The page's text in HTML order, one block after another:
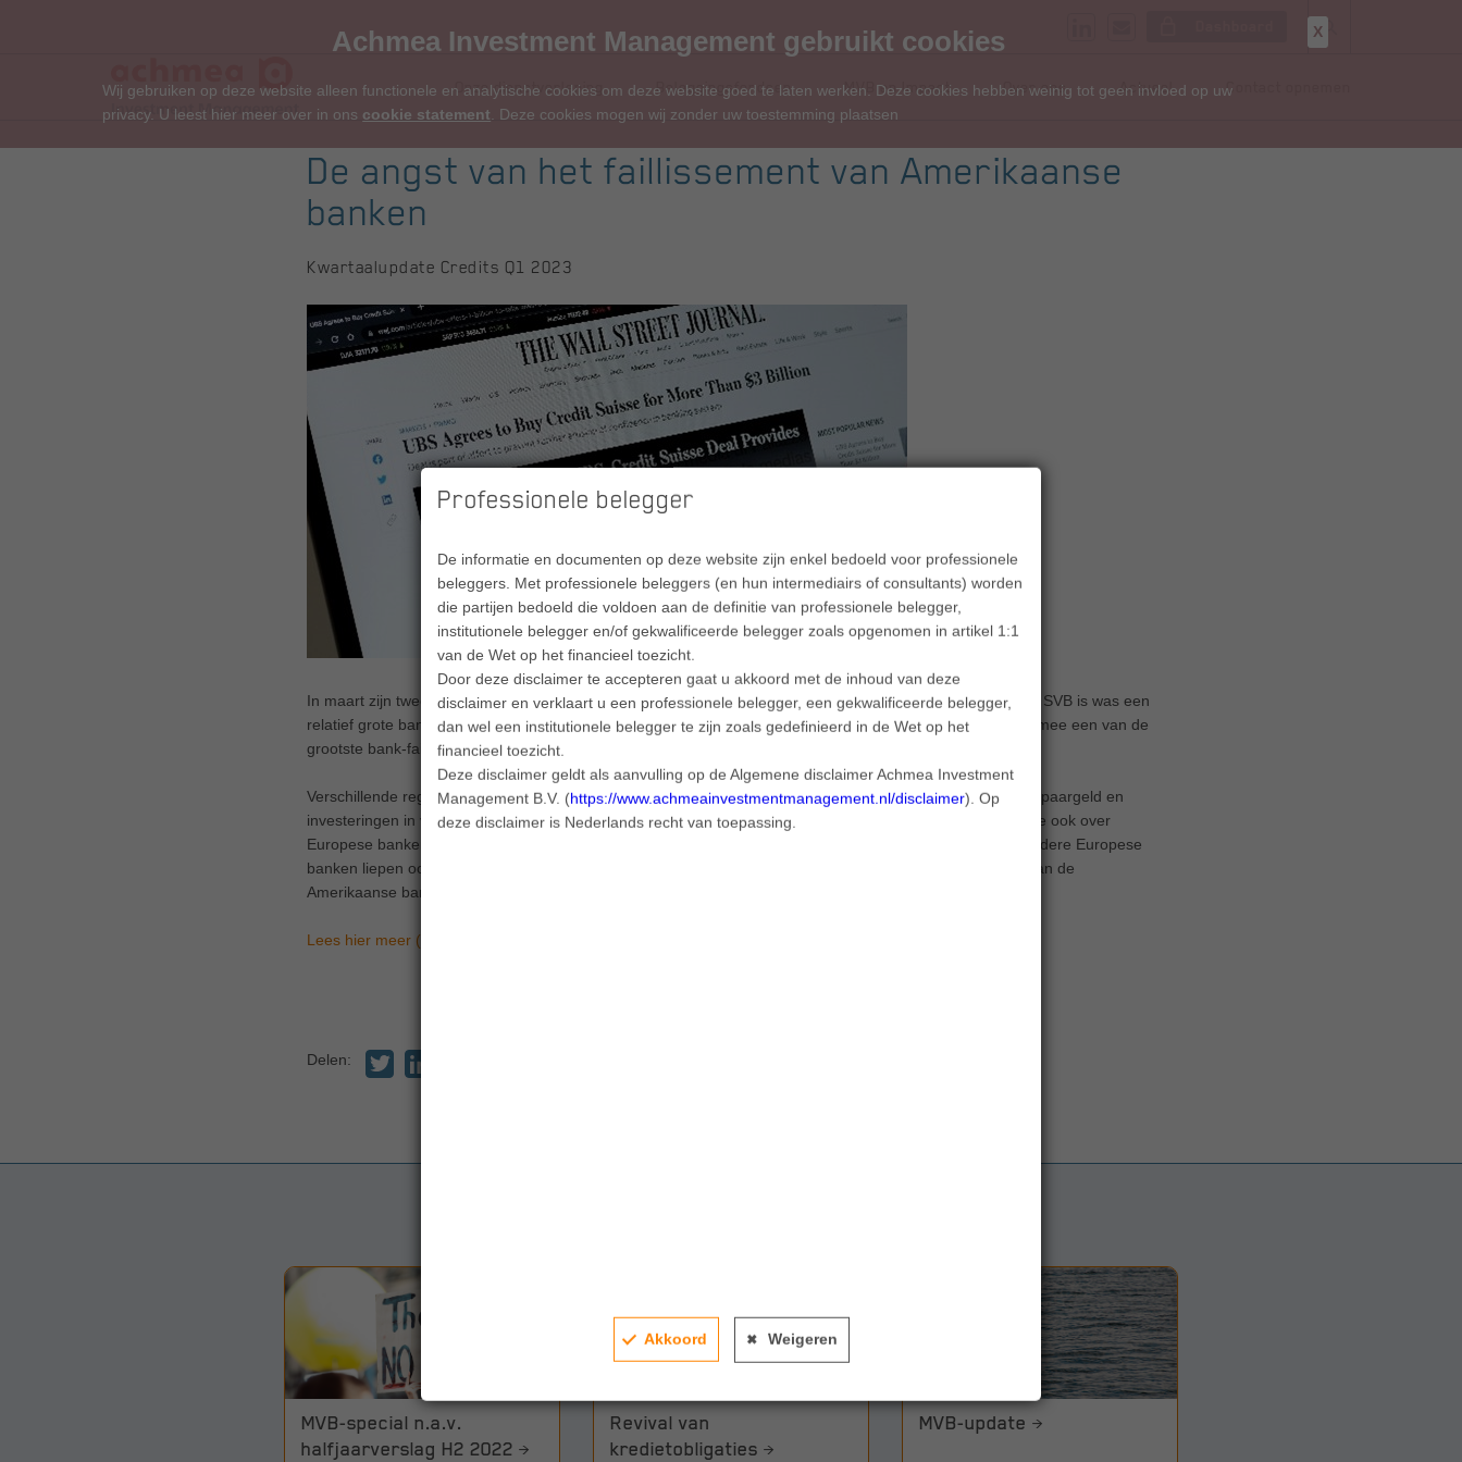
Onze dienstverlening Beleggingsfondsen MVB en Impact Over ons Actueel Contact opnemen
Achmea Investment Management gebruikt cookies
Wij gebruiken op deze website alleen functionele en analytische cookies om deze website goed te laten werken. Deze cookies hebben weinig tot geen invloed op uw
privacy. U leest hier meer over in ons cookie statement . Deze cookies mogen wij zonder uw toestemming plaatsen
X
Professionele belegger
De informatie en documenten op deze website zijn enkel bedoeld voor professionele
beleggers. Met professionele beleggers (en hun intermediairs of consultants) worden
die partijen bedoeld die voldoen aan de definitie van professionele belegger,
institutionele belegger en/of gekwalificeerde belegger zoals opgenomen in artikel 1:1
van de Wet op het financieel toezicht.
Door deze disclaimer te accepteren gaat u akkoord met de inhoud van deze
disclaimer en verklaart u een professionele belegger, een gekwalificeerde belegger,
dan wel een institutionele belegger te zijn zoals gedefinieerd in de Wet op het
financieel toezicht.
Deze disclaimer geldt als aanvulling op de Algemene disclaimer Achmea Investment
Management B.V. (https://www.achmeainvestmentmanagement.nl/disclaimer). Op
deze disclaimer is Nederlands recht van toepassing.
Akkoord Weigeren
De angst van het faillissement van Amerikaanse
banken
Kwartaalupdate Credits Q1 2023
In maart zijn twee Amerikaanse banken failliet gegaan, de Silicon Valley Bank (SVB) en de Signature Bank. SVB is was een
relatief grote bank (activa van meer dan USD 200 mrd.) die de laatste jaren hard was gegroeid. Het is hiermee een van de
grootste bank-faillissementen allertijden.
Verschillende regionale banken in de VS hebben soortgelijke problemen als SVB, een behoorlijke groei in spaargeld en
investeringen in vastrentende waarden met een langere looptijd. Het tumult bij Amerikaanse banken waaide ook over
Europese banken, met Credit Suisse (CS) als slachtoffer van het slechte sentiment. Kredietopslagen op andere Europese
banken liepen ook uit. Echter, Europese banken hebben over het algemeen een betere liquiditeitspositie dan de
Amerikaanse banken; de potentiële verliezen op liquide instrumenten zijn beperkt.
Lees hier meer (pdf)
Delen:
MVB-special n.a.v.
halfjaarverslag H2 2022
Revival van
kredietobligaties
MVB-update